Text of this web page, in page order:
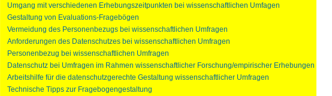
Umgang mit verschiedenen Erhebungszeitpunkten bei wissenschaftlichen Umfagen
Gestaltung von Evaluations-Fragebögen
Vermeidung des Personenbezugs bei wissenschaftlichen Umfragen
Anforderungen des Datenschutzes bei wissenschaftlichen Umfragen
Personenbezug bei wissenschaftlichen Umfragen
Datenschutz bei Umfragen im Rahmen wissenschaftlicher Forschung/empirischer Erhebungen
Arbeitshilfe für die datenschutzgerechte Gestaltung wissenschaftlicher Umfragen
Technische Tipps zur Fragebogengestaltung